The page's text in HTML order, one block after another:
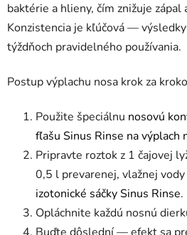
baktérie a hlieny, čím znižuje zápal
Konzistencia je kľúčová —
týždňoch pravidelného používania.
Postup výplachu nosa krok za
Použite špeciálnu nosovú
fľašu Sinus Rinse na výplach
Pripravte roztok z 1 čajovej
0,5 l prevarenej, vlažnej
izotonické sáčky Sinus Rinse.
Opláchnite každú nosnú